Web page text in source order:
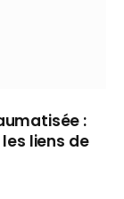
:
liens de